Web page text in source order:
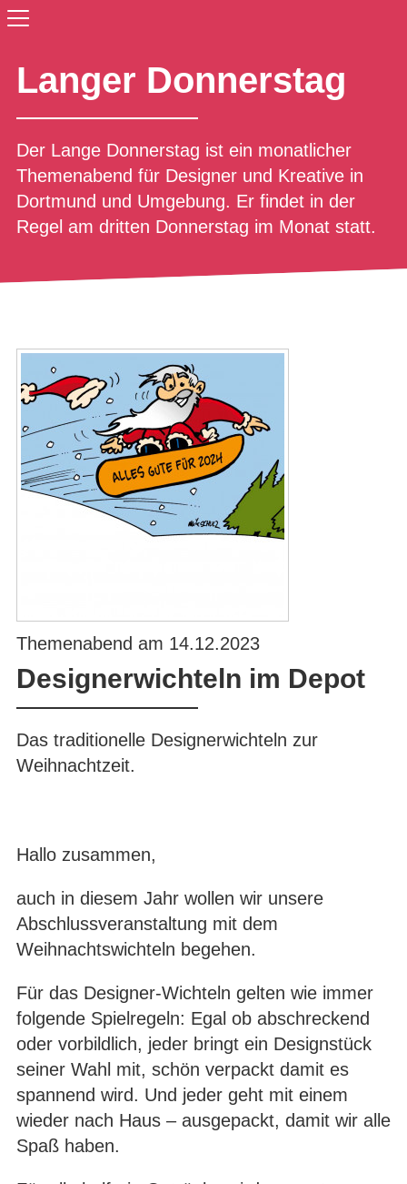
Langer Donnerstag
Der Lange Donnerstag ist ein monatlicher
Themenabend für Designer und Kreative in
Dortmund und Umgebung. Er findet in der
Regel am dritten Donnerstag im Monat statt.
Themenabend am 14.12.2023
Designerwichteln im Depot
Das traditionelle Designerwichteln zur
Weihnachtzeit.
Hallo zusammen,
auch in diesem Jahr wollen wir unsere
Abschlussveranstaltung mit dem
Weihnachtswichteln begehen.
Für das Designer-Wichteln gelten wie immer
folgende Spielregeln: Egal ob abschreckend
oder vorbildlich, jeder bringt ein Designstück
seiner Wahl mit, schön verpackt damit es
spannend wird. Und jeder geht mit einem
wieder nach Haus – ausgepackt, damit wir alle
Spaß haben.